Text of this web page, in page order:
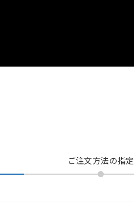
ご注文方法の指定